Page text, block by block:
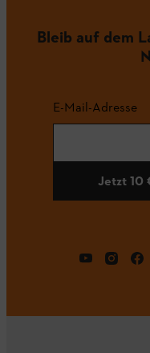
Bleib auf dem
E-Mail-Adresse
Jetzt 10